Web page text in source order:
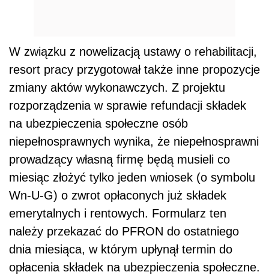
W związku z nowelizacją ustawy o rehabilitacji,
resort pracy przygotował także inne propozycje
zmiany aktów wykonawczych. Z projektu
rozporządzenia w sprawie refundacji składek
na ubezpieczenia społeczne osób
niepełnosprawnych wynika, że niepełnosprawni
prowadzący własną firmę będą musieli co
miesiąc złożyć tylko jeden wniosek (o symbolu
Wn-U-G) o zwrot opłaconych już składek
emerytalnych i rentowych. Formularz ten
należy przekazać do PFRON do ostatniego
dnia miesiąca, w którym upłynął termin do
opłacenia składek na ubezpieczenia społeczne.